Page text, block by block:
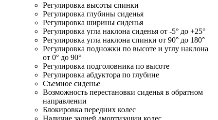
Регулировка высоты спинки
Регулировка глубины сиденья
Регулировка ширины сиденья
Регулировка угла наклона сиденья от -5° до +25°
Регулировка угла наклона спинки от 90° до 180°
Регулировка подножки по высоте и углу наклона
от 0° до 90°
Регулировка подголовника по высоте
Регулировка абдуктора по глубине
Съемное сиденье
Возможность перестановки сиденья в обратном
направлении
Блокировка передних колес
Наличие задней амортизации колес